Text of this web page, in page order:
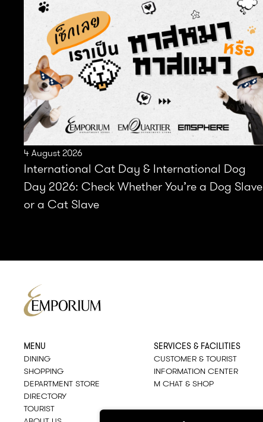
4 August 2026
International Cat Day & International Dog
Day 2026: Check Whether You’re a Dog Slave
or a Cat Slave
MENU
DINING
SHOPPING
DEPARTMENT STORE
DIRECTORY
TOURIST
SERVICES & FACILITIES
CUSTOMER & TOURIST
INFORMATION CENTER
M CHAT & SHOP